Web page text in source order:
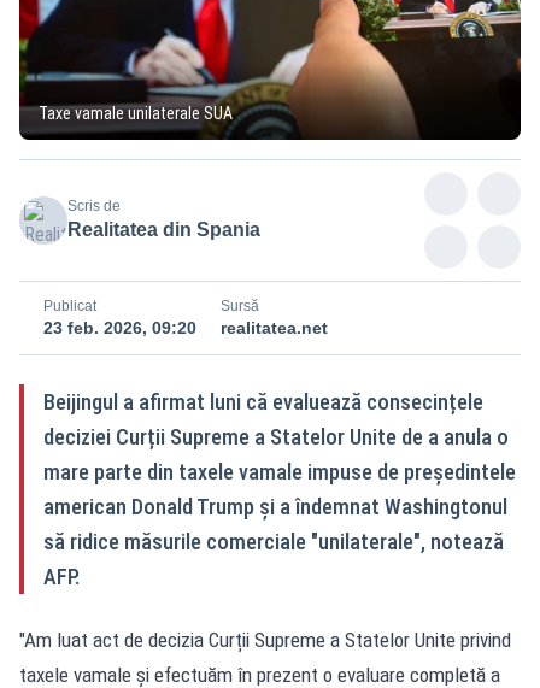
Taxe vamale unilaterale SUA
Scris de
Realitatea din Spania
Publicat
23 feb. 2026, 09:20
Sursă
realitatea.net
Beijingul a afirmat luni că evaluează consecințele
deciziei Curții Supreme a Statelor Unite de a anula o
mare parte din taxele vamale impuse de președintele
american Donald Trump și a îndemnat Washingtonul
să ridice măsurile comerciale "unilaterale", notează
AFP.
"Am luat act de decizia Curții Supreme a Statelor Unite privind
taxele vamale și efectuăm în prezent o evaluare completă a